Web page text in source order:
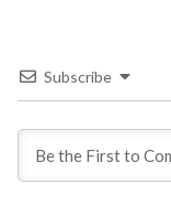
Subscribe